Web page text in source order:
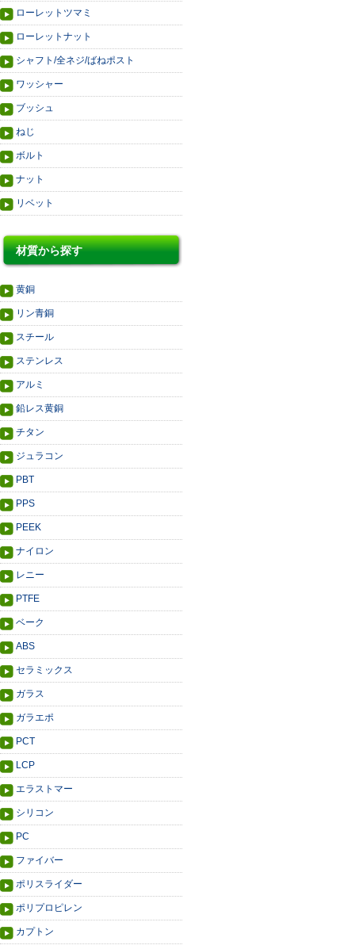
ローレットツマミ
ローレットナット
シャフト/全ネジ/ばねポスト
ワッシャー
ブッシュ
ねじ
ボルト
ナット
リベット
材質から探す
黄銅
リン青銅
スチール
ステンレス
アルミ
鉛レス黄銅
チタン
ジュラコン
PBT
PPS
PEEK
ナイロン
レニー
PTFE
ベーク
ABS
セラミックス
ガラス
ガラエポ
PCT
LCP
エラストマー
シリコン
PC
ファイバー
ポリスライダー
ポリプロピレン
カプトン